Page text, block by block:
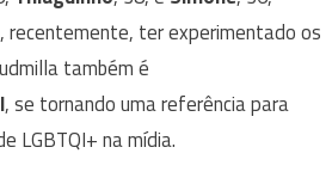
recentemente, ter experimentado os
também é
, se tornando uma referência para
LGBTQI+ na mídia.